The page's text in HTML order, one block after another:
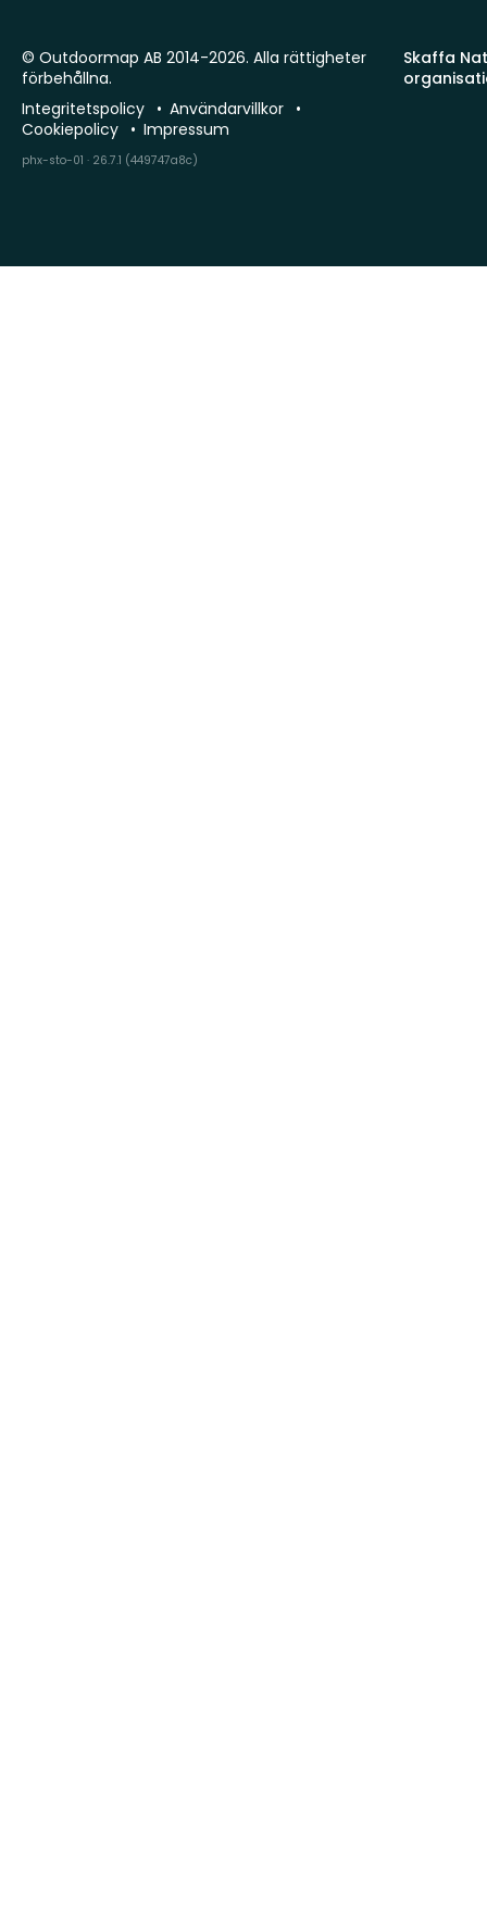
Skaffa
© Outdoormap AB 2014-2026. Alla rättigheter
förbehållna.
Integritetspolicy
Användarvillkor
Cookiepolicy
Impressum
phx-sto-01 · 26.7.1 (449747a8c)